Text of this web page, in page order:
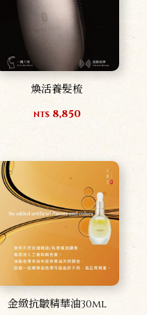
煥活養髮梳
NT$8,850
金緻抗皺精華油30ml